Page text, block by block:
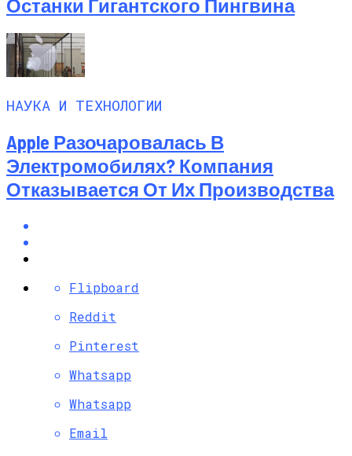
Останки Гигантского Пингвина
НАУКА И ТЕХНОЛОГИИ
Apple Разочаровалась В
Электромобилях? Компания
Отказывается От Их Производства
Flipboard
Reddit
Pinterest
Whatsapp
Whatsapp
Email